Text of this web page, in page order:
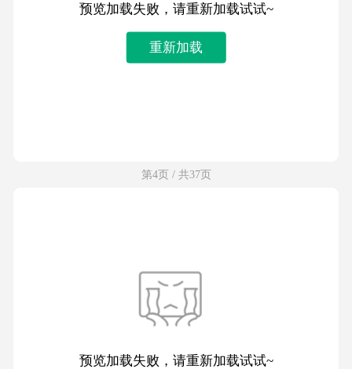
预览加载失败，请重新加载试试~
重新加载
第4页 / 共37页
预览加载失败，请重新加载试试~